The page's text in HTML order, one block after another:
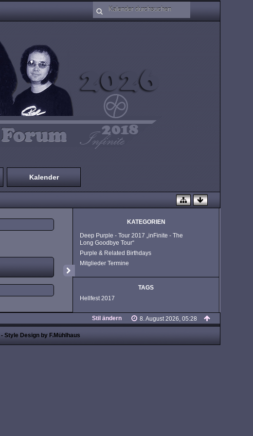
Kalender
KATEGORIEN
Deep Purple - Tour 2017 „inFinite - The
Long Goodbye Tour“
Purple & Related Birthdays
Mitglieder Termine
TAGS
Hellfest 2017
8. August 2026, 05:28
Stil ändern